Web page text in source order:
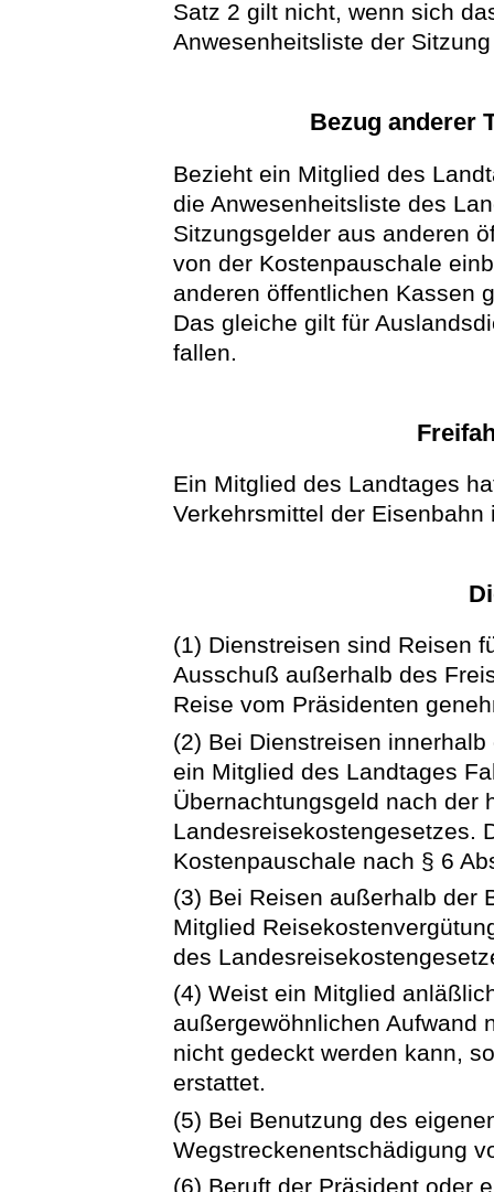
Satz 2 gilt nicht, wenn sich
Anwesenheitsliste der
Bezug anderer
Bezieht ein Mitglied des
die Anwesenheitsliste des
Sitzungsgelder aus anderen
von der Kostenpauschale
anderen öffentlichen Kassen
Das gleiche gilt für
fallen.
Ein Mitglied des Landtages
Verkehrsmittel der
(1) Dienstreisen sind Reisen
Ausschuß außerhalb des
Reise vom Präsidenten
(2) Bei Dienstreisen
ein Mitglied des Landtages
Übernachtungsgeld nach der
Landesreisekostengesetzes.
Kostenpauschale nach § 6
(3) Bei Reisen außerhalb der
Mitglied
des
(4) Weist ein Mitglied
außergewöhnlichen Aufwand
nicht gedeckt werden kann,
erstattet.
(5) Bei Benutzung des
Wegstreckenentschädigung
(6) Beruft der Präsident oder